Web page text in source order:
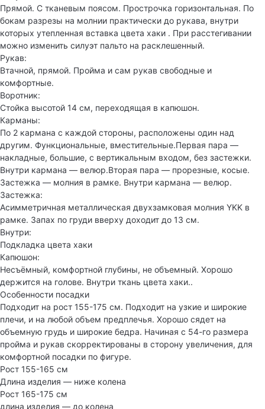
Прямой. С тканевым поясом. Прострочка горизонтальная. По
бокам разрезы на молнии практически до рукава, внутри
которых утепленная вставка цвета хаки . При расстегивании
можно изменить силуэт пальто на расклешенный.
Рукав:
Втачной, прямой. Пройма и сам рукав свободные и
комфортные.
Воротник:
Стойка высотой 14 см, переходящая в капюшон.
Карманы:
По 2 кармана с каждой стороны, расположены один над
другим. Функциональные, вместительные.Первая пара —
накладные, большие, с вертикальным входом, без застежки.
Внутри кармана — велюр.Вторая пара — прорезные, косые.
Застежка — молния в рамке. Внутри кармана — велюр.
Застежка:
Асимметричная металлическая двухзамковая молния YKK в
рамке. Запах по груди вверху доходит до 13 см.
Внутри:
Подкладка цвета хаки
Капюшон:
Несъёмный, комфортной глубины, не объемный. Хорошо
держится на голове. Внутри ткань цвета хаки..
Особенности посадки
Подходит на рост 155-175 см. Подходит на узкие и широкие
плечи, и на любой объем предплечья. Хорошо сядет на
объемную грудь и широкие бедра. Начиная с 54-го размера
пройма и рукав скорректированы в сторону увеличения, для
комфортной посадки по фигуре.
Рост 155-165 см
Длина изделия — ниже колена
Рост 165-175 см
длина изделия — до колена